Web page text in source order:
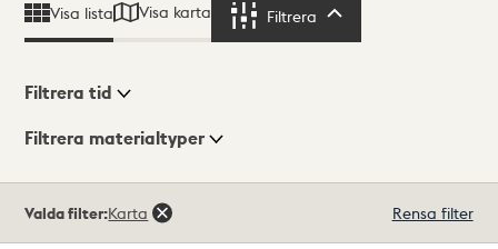
Visa lista Visa karta Filtrera
Visningsläge
Filtrera tid
Filtrera materialtyper
träffar
Valda filter:Karta Rensa filter